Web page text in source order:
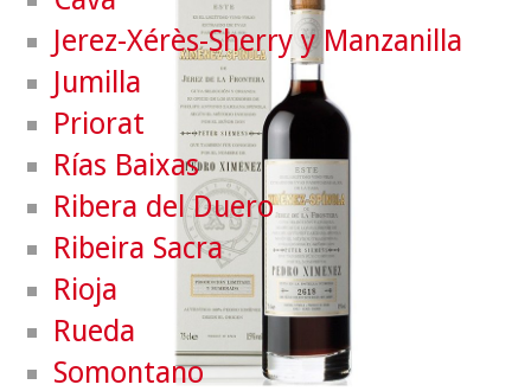
Jerez-Xérès-Sherry y Manzanilla
Jumilla
Priorat
Rías Baixas
Ribera del Duero
Ribeira Sacra
Rioja
Rueda
Somontano